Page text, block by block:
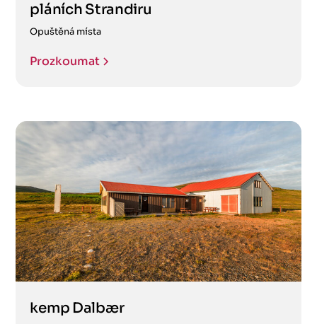
pláních Strandiru
Opuštěná místa
Prozkoumat
kemp Dalbær